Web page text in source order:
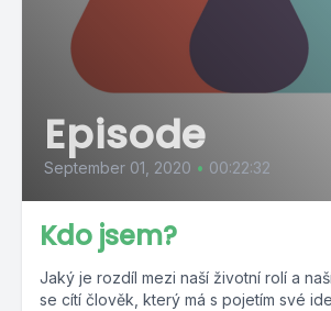
Episode
September 01, 2020 • 00:22:32
Kdo jsem?
Jaký je rozdíl mezi naší životní rolí a
se cítí člověk, který má s pojetím své